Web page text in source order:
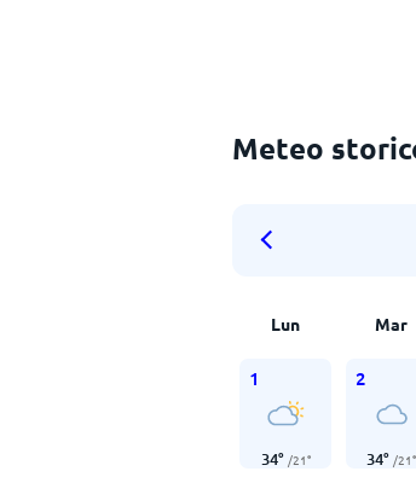
Meteo
Lun Mar
1
34° /21°
2
34° /21°